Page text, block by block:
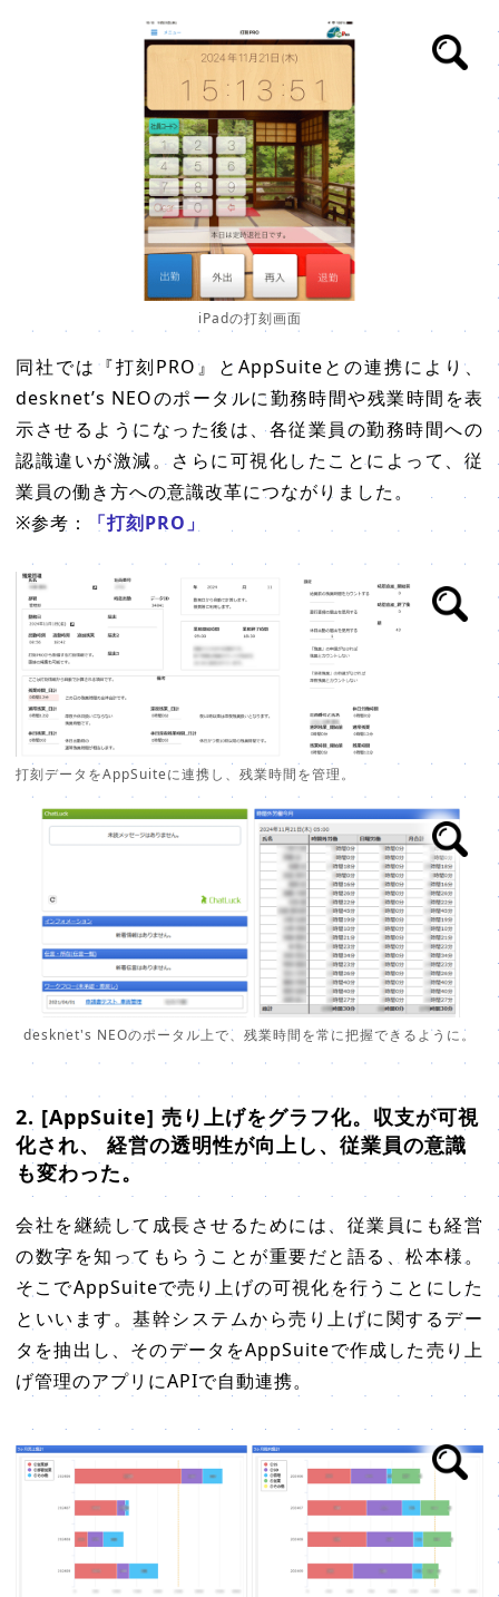
iPadの打刻画面
同社では『打刻PRO』とAppSuiteとの連携により、
desknet’s NEOのポータルに勤務時間や残業時間を表
示させるようになった後は、各従業員の勤務時間への
認識違いが激減。さらに可視化したことによって、従
業員の働き方への意識改革につながりました。
※参考：
「打刻PRO」
打刻データをAppSuiteに連携し、残業時間を管理。
desknet's NEOのポータル上で、残業時間を常に把握できるように。
2. [AppSuite] 売り上げをグラフ化。収支が可視
化され、 経営の透明性が向上し、従業員の意識
も変わった。
会社を継続して成長させるためには、従業員にも経営
の数字を知ってもらうことが重要だと語る、松本様。
そこでAppSuiteで売り上げの可視化を行うことにした
といいます。基幹システムから売り上げに関するデー
タを抽出し、そのデータをAppSuiteで作成した売り上
げ管理のアプリにAPIで自動連携。